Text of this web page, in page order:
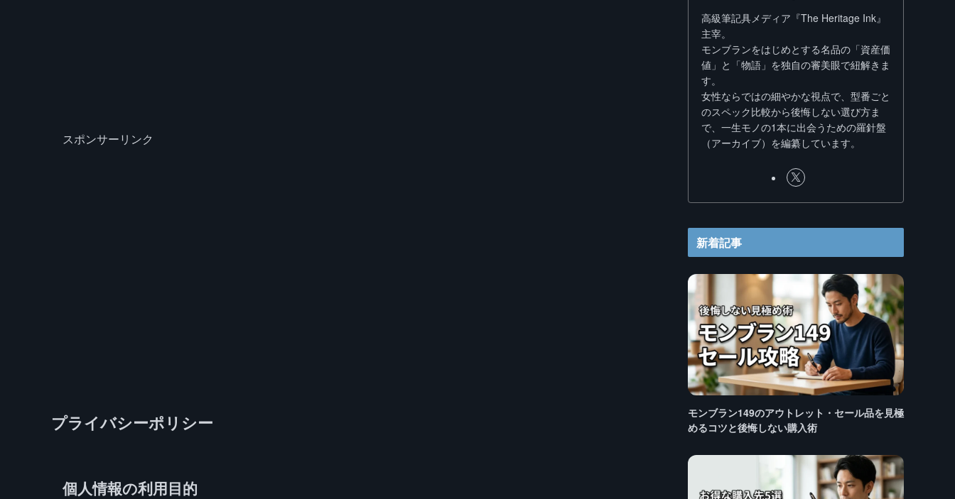
スポンサーリンク
プライバシーポリシー
個人情報の利用目的
高級筆記具メディア『The Heritage Ink』
主宰。
モンブランをはじめとする名品の「資産価
値」と「物語」を独自の審美眼で紐解きま
す。
女性ならではの細やかな視点で、型番ごと
のスペック比較から後悔しない選び方ま
で、一生モノの1本に出会うための羅針盤
（アーカイブ）を編纂しています。
新着記事
モンブラン149のアウトレット・セール品を見極
めるコツと後悔しない購入術